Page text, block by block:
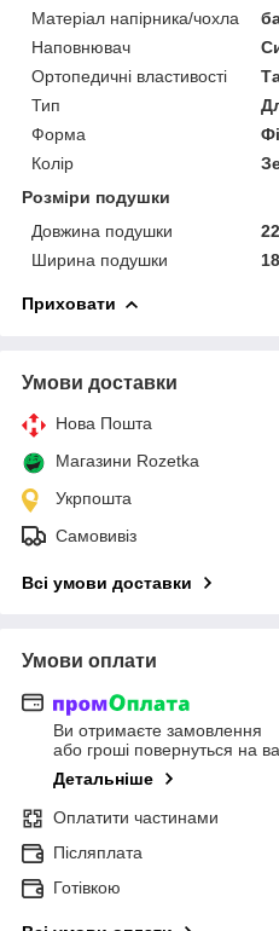
Матеріал напірника/чохла
Наповнювач
Ортопедичні властивості
Тип
Форма
Колір
Розміри подушки
Довжина подушки
Ширина подушки
Приховати
Умови доставки
Нова Пошта
Магазини Rozetka
Укрпошта
Самовивіз
Всі умови доставки
Умови оплати
Ви отримаєте замовлення
або гроші повернуться на
Детальніше
Оплатити частинами
Післяплата
Готівкою